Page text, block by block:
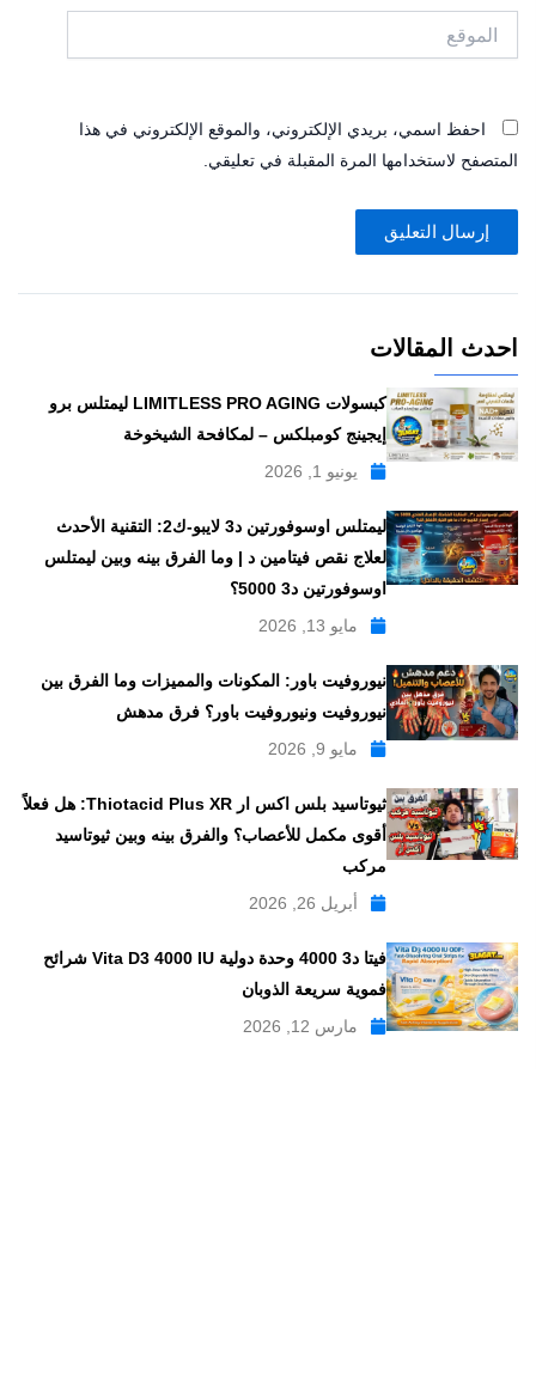
احفظ اسمي، بريدي الإلكتروني، والموقع الإلكتروني في هذا
المتصفح لاستخدامها المرة المقبلة في تعليقي.
احدث المقالات
كبسولات LIMITLESS PRO AGING ليمتلس برو
إيجينج كومبلكس – لمكافحة الشيخوخة
يونيو 1, 2026
ليمتلس اوسوفورتين د3 لايبو-ك2: التقنية الأحدث
لعلاج نقص فيتامين د | وما الفرق بينه وبين ليمتلس
اوسوفورتين د3 5000؟
مايو 13, 2026
نيوروفيت باور: المكونات والمميزات وما الفرق بين
نيوروفيت ونيوروفيت باور؟ فرق مدهش
مايو 9, 2026
ثيوتاسيد بلس اكس ار Thiotacid Plus XR: هل فعلاً
أقوى مكمل للأعصاب؟ والفرق بينه وبين ثيوتاسيد
مركب
أبريل 26, 2026
فيتا د3 4000 وحدة دولية Vita D3 4000 IU شرائح
فموية سريعة الذوبان
مارس 12, 2026